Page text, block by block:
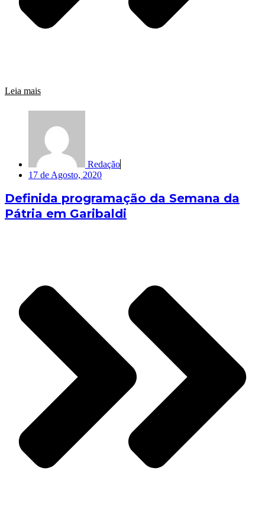
Leia mais
Redação
17 de Agosto, 2020
Definida programação da Semana da
Pátria em Garibaldi